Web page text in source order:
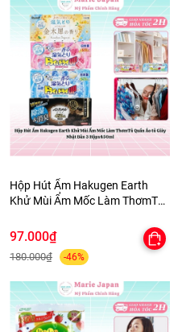
Hộp Hút Ẩm Hakugen Earth
Khử Mùi Ẩm Mốc Làm ThơmTủ
Hộpx450ml
97.000₫
180.000₫ -46%